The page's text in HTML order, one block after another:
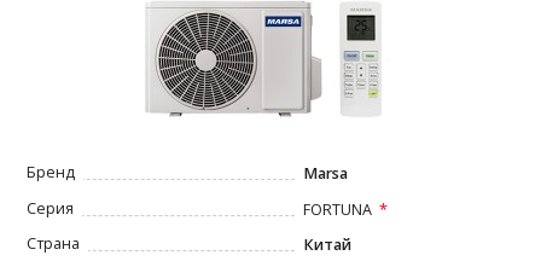
Бренд
Marsa
Серия
FORTUNA
Страна
Китай